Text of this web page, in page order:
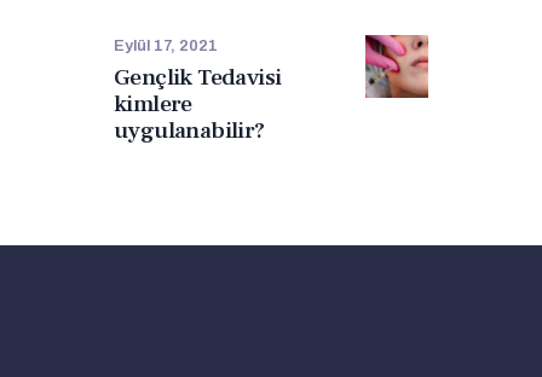
Gençlik Tedavisi
kimlere
uygulanabilir?
Eylül 17, 2021